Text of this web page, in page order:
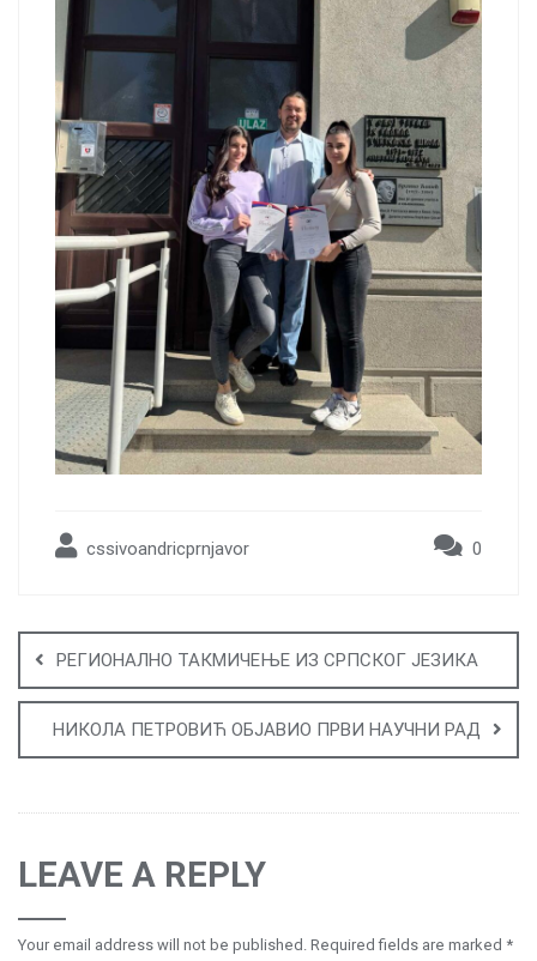
cssivoandricprnjavor 0
navigation
РЕГИОНАЛНО ТАКМИЧЕЊЕ ИЗ СРПСКОГ ЈЕЗИКА
НИКОЛА ПЕТРОВИЋ ОБЈАВИО ПРВИ НАУЧНИ РАД
LEAVE A REPLY
Your email address will not be published. Required fields are marked *